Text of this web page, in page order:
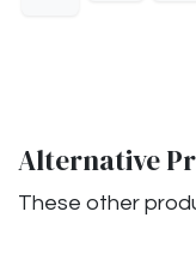
Alternative
These other